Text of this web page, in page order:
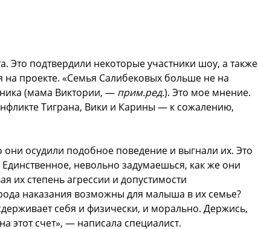
Это подтвердили некоторые участники шоу, а также
проекте. «Семья Салибековых больше не на
(мама Виктории, — прим.ред.). Это мое мнение.
Тиграна, Вики и Карины — к сожалению,
они осудили подобное поведение и выгнали их. Это
невольно задумаешься, как же они
их степень агрессии и допустимости
наказания возможны для малыша в их семье?
себя и физически, и морально. Держись,
этот счет», — написала специалист.